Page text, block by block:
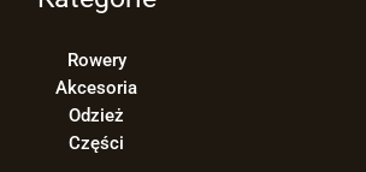
Rowery
Akcesoria
Odzież
Części